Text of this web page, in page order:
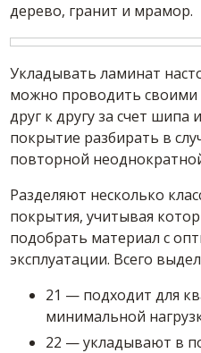
дерево, гранит и мрамор.
Укладывать ламинат
можно проводить своими
друг к другу за счет шипа
покрытие разбирать в
повторной
Разделяют несколько
покрытия, учитывая
подобрать материал с
эксплуатации. Всего
21 — подходит для
минимальной
22 — укладывают в